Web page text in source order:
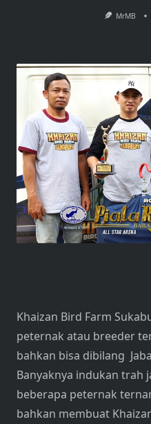
MrMB
Khaizan Bird Farm
peternak atau breeder
bahkan bisa dibilang
Banyaknya indukan trah
beberapa peternak
bahkan membuat